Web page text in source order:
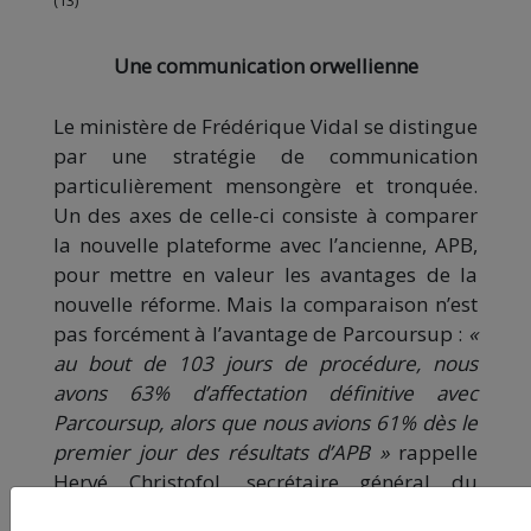
Une communication orwellienne
Le ministère de Frédérique Vidal se distingue
par une stratégie de communication
particulièrement mensongère et tronquée.
Un des axes de celle-ci consiste à comparer
la nouvelle plateforme avec l’ancienne, APB,
pour mettre en valeur les avantages de la
nouvelle réforme. Mais la comparaison n’est
pas forcément à l’avantage de Parcoursup : «
au bout de 103 jours de procédure, nous
avons 63% d’affectation définitive avec
Parcoursup, alors que nous avions 61% dès le
premier jour des résultats d’APB »rappelle
Hervé Christofol, secrétaire général du